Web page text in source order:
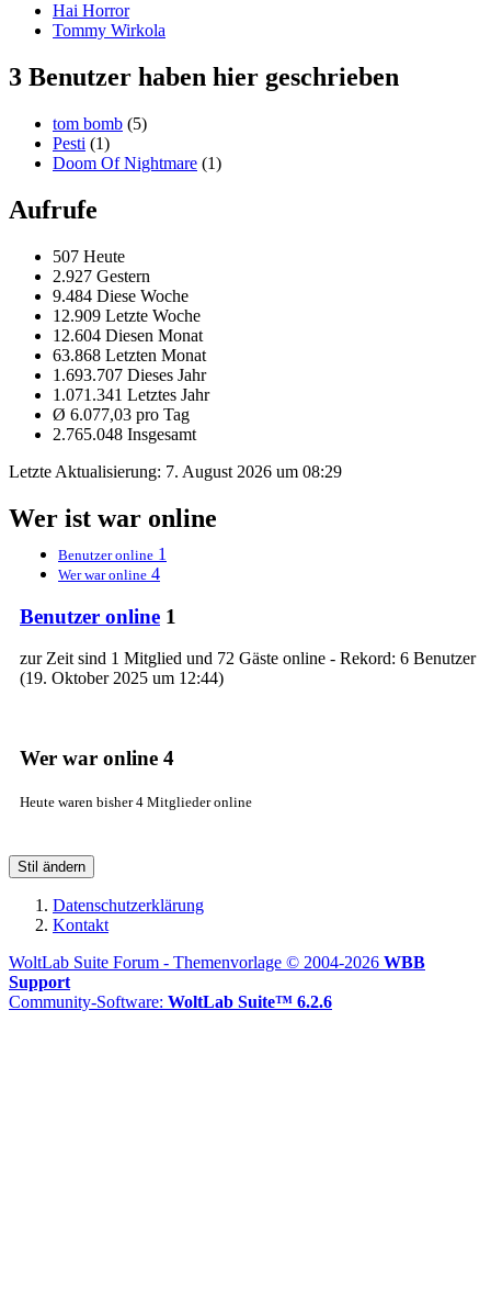
Hai Horror
Tommy Wirkola
3 Benutzer haben hier geschrieben
tom bomb (5)
Pesti (1)
Doom Of Nightmare (1)
Aufrufe
507 Heute
2.927 Gestern
9.484 Diese Woche
12.909 Letzte Woche
12.604 Diesen Monat
63.868 Letzten Monat
1.693.707 Dieses Jahr
1.071.341 Letztes Jahr
Ø 6.077,03 pro Tag
2.765.048 Insgesamt
Letzte Aktualisierung: 7. August 2026 um 08:29
Wer ist war online
Benutzer online 1
Wer war online 4
Benutzer online 1
zur Zeit sind 1 Mitglied und 72 Gäste online - Rekord: 6 Benutzer
(19. Oktober 2025 um 12:44)
Wer war online 4
Heute waren bisher 4 Mitglieder online
Stil ändern
Datenschutzerklärung
Kontakt
WoltLab Suite Forum - Themenvorlage © 2004-2026 WBB
Support
Community-Software: WoltLab Suite™ 6.2.6